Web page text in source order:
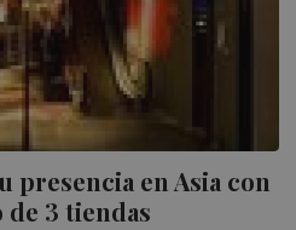
presencia en Asia con
de 3 tiendas